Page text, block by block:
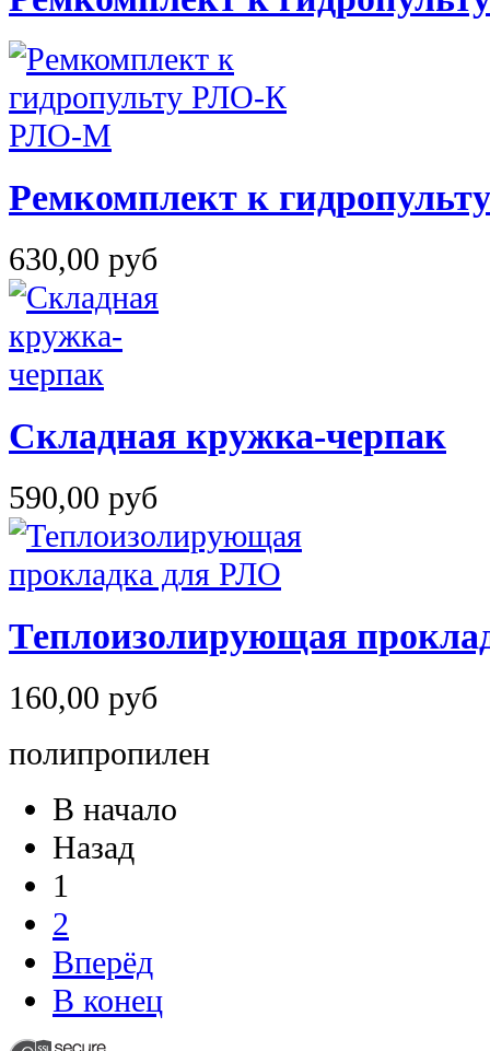
Ремкомплект к
630,00 руб
Складная кружка-черпак
590,00 руб
Теплоизолирующая
160,00 руб
полипропилен
В начало
Назад
1
2
Вперёд
В конец